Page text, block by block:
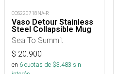
COS220718NA-R
Vaso Detour Stainless
Steel Collapsible Mug
Sea To Summit
$ 20.900
en 6cuotas de $3.483 sin